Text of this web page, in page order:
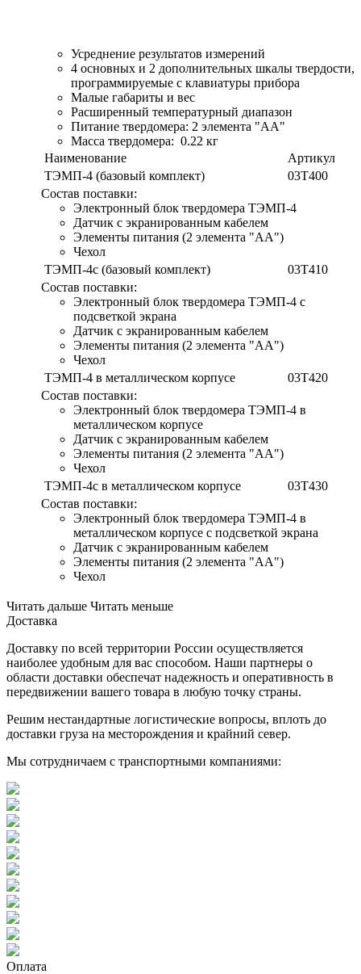
Усреднение результатов измерений
4 основных и 2 дополнительных шкалы твердости,
программируемые с клавиатуры прибора
Малые габариты и вес
Расширенный температурный диапазон
Питание твердомера: 2 элемента "AA"
Масса твердомера: 0.22 кг
Наименование
Артикул
ТЭМП-4 (базовый комплект)
03T400
Состав поставки:
Электронный блок твердомера ТЭМП-4
Датчик с экранированным кабелем
Элементы питания (2 элемента "АА")
Чехол
ТЭМП-4с (базовый комплект)
03T410
Состав поставки:
Электронный блок твердомера ТЭМП-4 с
подсветкой экрана
Датчик с экранированным кабелем
Элементы питания (2 элемента "АА")
Чехол
ТЭМП-4 в металлическом корпусе
03T420
Состав поставки:
Электронный блок твердомера ТЭМП-4 в
металлическом корпусе
Датчик с экранированным кабелем
Элементы питания (2 элемента "АА")
Чехол
ТЭМП-4с в металлическом корпусе
03T430
Состав поставки:
Электронный блок твердомера ТЭМП-4 в
металлическом корпусе с подсветкой экрана
Датчик с экранированным кабелем
Элементы питания (2 элемента "АА")
Чехол
Читать дальше Читать меньше
Доставка
Доставку по всей территории России осуществляется
наиболее удобным для вас способом. Наши партнеры о
области доставки обеспечат надежность и оперативность в
передвижении вашего товара в любую точку страны.
Решим нестандартные логистические вопросы, вплоть до
доставки груза на месторождения и крайний север.
Мы сотрудничаем с транспортными компаниями:
Оплата